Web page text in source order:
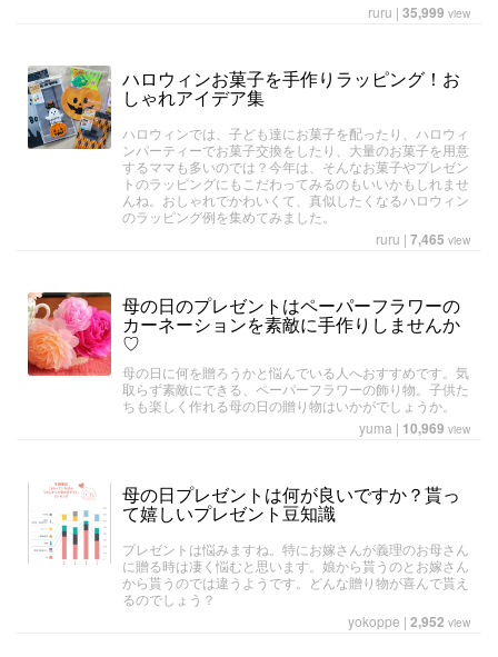
ruru | 35,999 view
ハロウィンお菓子を手作りラッピング！お
しゃれアイデア集
ハロウィンでは、子ども達にお菓子を配ったり、ハロウィ
ンパーティーでお菓子交換をしたり、大量のお菓子を用意
するママも多いのでは？今年は、そんなお菓子やプレゼン
トのラッピングにもこだわってみるのもいいかもしれませ
んね。おしゃれでかわいくて、真似したくなるハロウィン
のラッピング例を集めてみました。
ruru | 7,465 view
母の日のプレゼントはペーパーフラワーの
カーネーションを素敵に手作りしませんか
♡
母の日に何を贈ろうかと悩んでいる人へおすすめです。気
取らず素敵にできる、ペーパーフラワーの飾り物。子供た
ちも楽しく作れる母の日の贈り物はいかがでしょうか。
yuma | 10,969 view
母の日プレゼントは何が良いですか？貰っ
て嬉しいプレゼント豆知識
プレゼントは悩みますね。特にお嫁さんが義理のお母さん
に贈る時は凄く悩むと思います。娘から貰うのとお嫁さん
から貰うのでは違うようです。どんな贈り物が喜んで貰え
るのでしょう？
yokoppe | 2,952 view